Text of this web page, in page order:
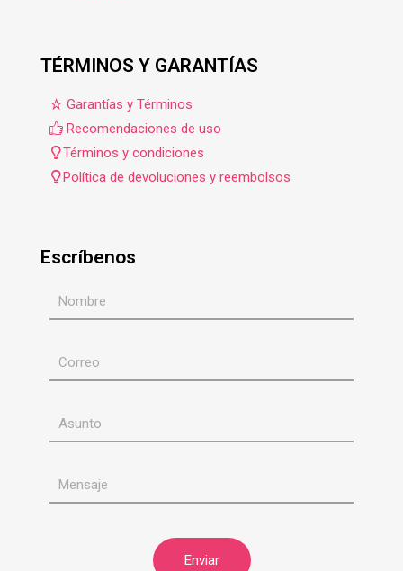
TÉRMINOS Y GARANTÍAS
Garantías y Términos
Recomendaciones de uso
Términos y condiciones
Política de devoluciones y reembolsos
Escríbenos